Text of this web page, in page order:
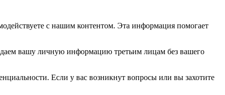
с нашим контентом. Эта информация помогает
вашу личную информацию третьим лицам без вашего
Если у вас возникнут вопросы или вы захотите